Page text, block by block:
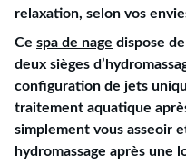
relaxation, selon vos
Ce spa de nage dispose
deux sièges
configuration de jets
traitement aquatique
simplement vous asseoir
hydromassage après une